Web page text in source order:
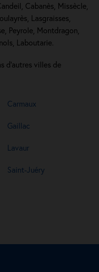
Cabanès, Missècle,
Lasgraisses,
Peyrole, Montdragon,
Laboutarie.
d’autres villes de
Carmaux
Gaillac
Lavaur
Saint-Juéry